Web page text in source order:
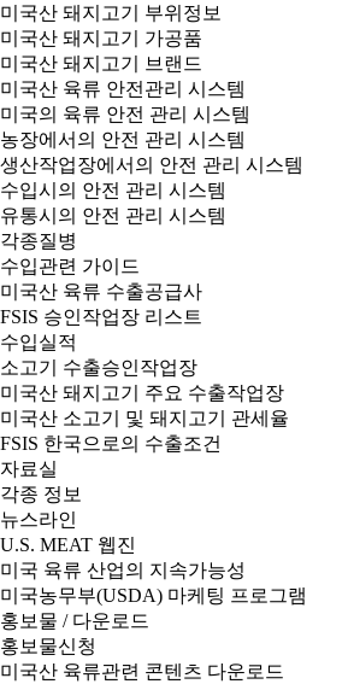
미국산 돼지고기 부위정보
미국산 돼지고기 가공품
미국산 돼지고기 브랜드
미국산 육류 안전관리 시스템
미국의 육류 안전 관리 시스템
농장에서의 안전 관리 시스템
생산작업장에서의 안전 관리 시스템
수입시의 안전 관리 시스템
유통시의 안전 관리 시스템
각종질병
수입관련 가이드
미국산 육류 수출공급사
FSIS 승인작업장 리스트
수입실적
소고기 수출승인작업장
미국산 돼지고기 주요 수출작업장
미국산 소고기 및 돼지고기 관세율
FSIS 한국으로의 수출조건
자료실
각종 정보
뉴스라인
U.S. MEAT 웹진
미국 육류 산업의 지속가능성
미국농무부(USDA) 마케팅 프로그램
홍보물 / 다운로드
홍보물신청
미국산 육류관련 콘텐츠 다운로드